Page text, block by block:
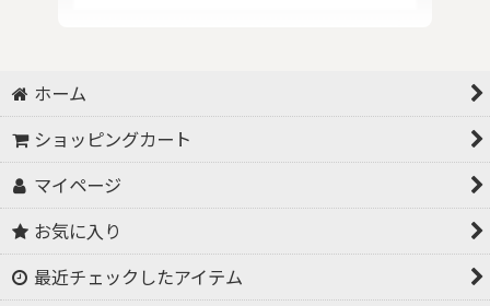
ホーム
ショッピングカート
マイページ
お気に入り
最近チェックしたアイテム